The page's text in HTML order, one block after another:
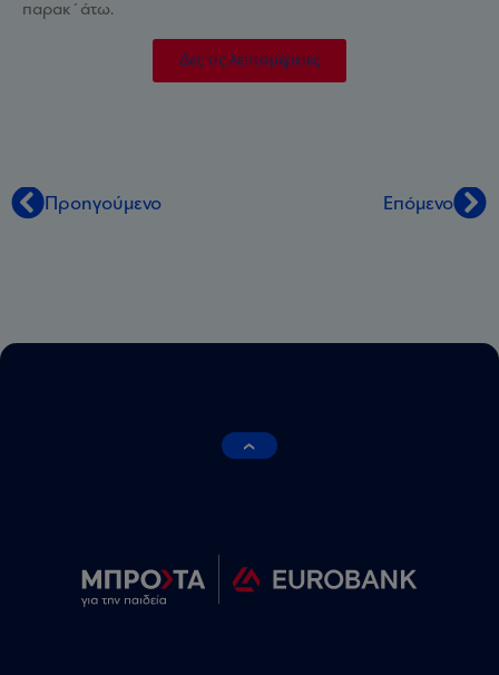
παρακ΄άτω.
Δες τις λεπτομέρειες
Προηγούμενο Επόμενο